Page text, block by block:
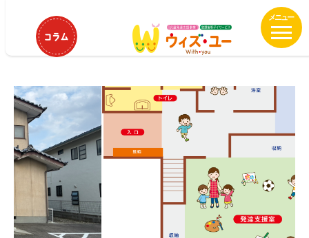
テ
ン
ツ
へ
移
ウィズ・ユーふくしま八木田
ウィズ・ユーふくしま八木田